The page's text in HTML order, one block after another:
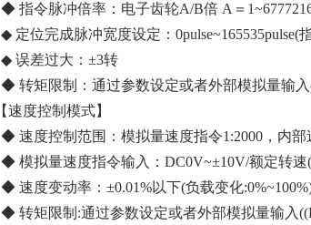
◆ 指令脉冲倍率：电子齿轮A/B倍 A＝
◆ 定位完成脉冲宽度设定：0pulse~165535pulse(
◆ 误差过大：±3转
◆ 转矩限制：通过参数设定或者外部模拟量输
【速度控制模式】
◆ 速度控制范围：模拟量速度指令1:2000，内部
◆ 模拟量速度指令输入：DC0V~±10V/额定转速
◆ 速度变动率：±0.01%以下(负载变化
◆ 转矩限制:通过参数设定或者外部模拟量输入